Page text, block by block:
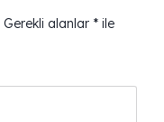
Gerekli alanlar * ile